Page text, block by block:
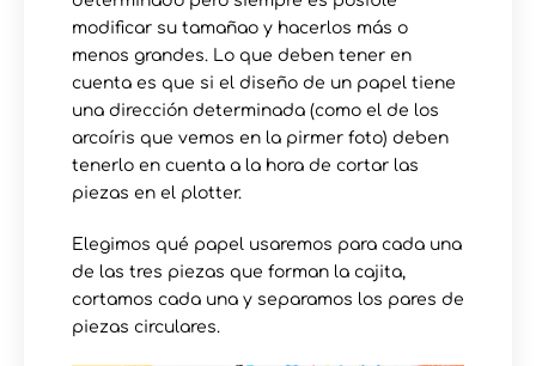
modificar su tamañao y hacerlos más o
menos grandes. Lo que deben tener en
cuenta es que si el diseño de un papel tiene
una dirección determinada (como el de los
arcoíris que vemos en la pirmer foto) deben
tenerlo en cuenta a la hora de cortar las
piezas en el plotter.
Elegimos qué papel usaremos para cada una
de las tres piezas que forman la cajita,
cortamos cada una y separamos los pares de
piezas circulares.